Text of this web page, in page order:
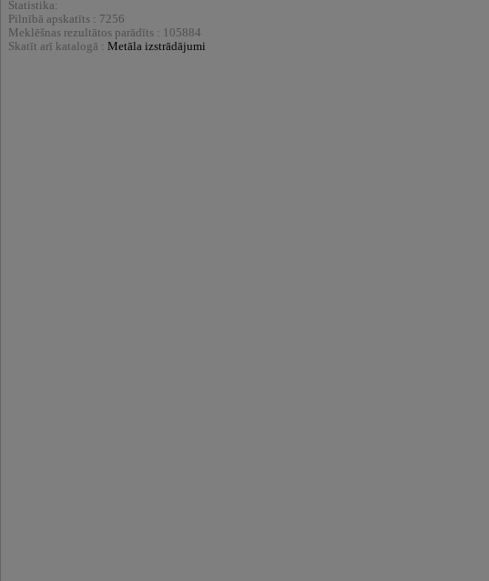
Statistika:
Pilnībā apskatīts : 7256
Meklēšnas rezultātos parādīts : 105884
Skatīt arī katalogā : Metāla izstrādājumi